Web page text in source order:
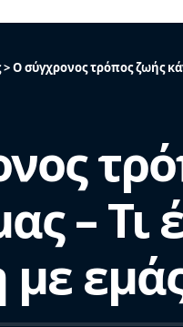
>Ο σύγχρονος τρόπος ζωής
– Τι
με